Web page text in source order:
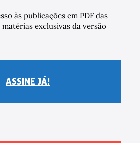
às publicações em PDF das
matérias exclusivas da versão
ASSINE JÁ!